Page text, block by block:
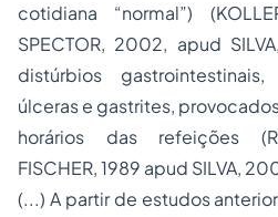
cotidiana “normal”)
SPECTOR, 2002, apud
distúrbios
úlceras e gastrites,
horários das refeições
FISCHER, 1989 apud SILVA,
(...) A partir de estudos